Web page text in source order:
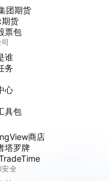
团期货
期货
票包
谁
务
心
具包
商店
塔罗牌
全